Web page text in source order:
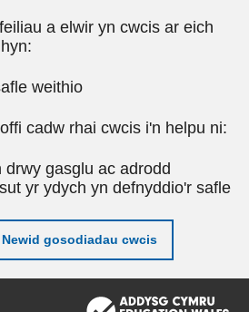
a elwir yn cwcis ar eich
weithio
cadw rhai cwcis i'n helpu ni:
drwy gasglu ac adrodd
yr ydych yn defnyddio'r safle
Newid gosodiadau cwcis